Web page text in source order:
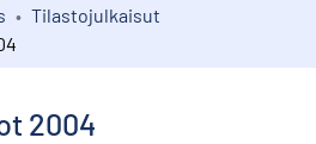
Tilastojulkaisut
2004